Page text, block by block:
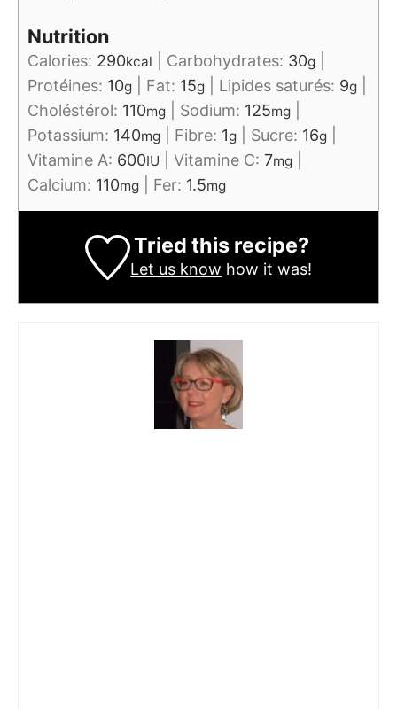
Nutrition
Calories: 290kcal Carbohydrates: 30g
Protéines: 10g Fat: 15g Lipides saturés: 9g
Choléstérol: 110mg Sodium: 125mg
Potassium: 140mg Fibre: 1g Sucre: 16g
Vitamine A: 600IU Vitamine C: 7mg
Calcium: 110mg Fer: 1.5mg
Tried this recipe?
Let us know how it was!